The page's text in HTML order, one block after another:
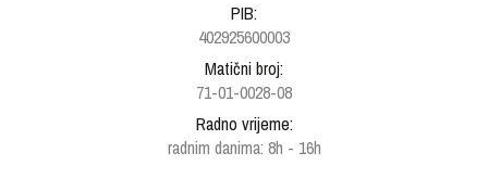
PIB:
402925600003
Matični broj:
71-01-0028-08
Radno vrijeme:
radnim danima: 8h - 16h